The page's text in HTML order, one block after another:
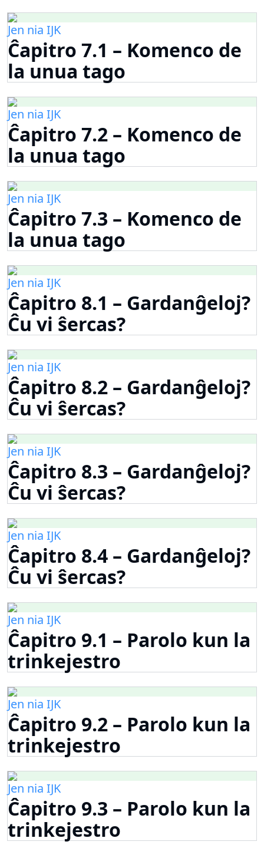
Jen nia IJK
Ĉapitro 7.1 – Komenco de
la unua tago
Jen nia IJK
Ĉapitro 7.2 – Komenco de
la unua tago
Jen nia IJK
Ĉapitro 7.3 – Komenco de
la unua tago
Jen nia IJK
Ĉapitro 8.1 – Gardanĝeloj?
Ĉu vi ŝercas?
Jen nia IJK
Ĉapitro 8.2 – Gardanĝeloj?
Ĉu vi ŝercas?
Jen nia IJK
Ĉapitro 8.3 – Gardanĝeloj?
Ĉu vi ŝercas?
Jen nia IJK
Ĉapitro 8.4 – Gardanĝeloj?
Ĉu vi ŝercas?
Jen nia IJK
Ĉapitro 9.1 – Parolo kun la
trinkejestro
Jen nia IJK
Ĉapitro 9.2 – Parolo kun la
trinkejestro
Jen nia IJK
Ĉapitro 9.3 – Parolo kun la
trinkejestro